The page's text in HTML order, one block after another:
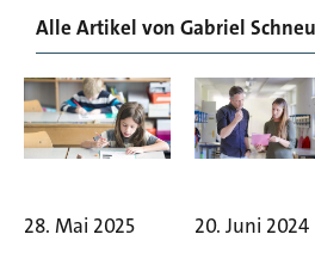
Alle Artikel von Gabriel
28. Mai 2025 20. Juni 2024